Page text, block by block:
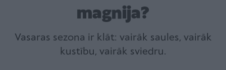
magnija?
Vasaras sezona ir klāt: vairāk saules, vairāk
kustību, vairāk sviedru.